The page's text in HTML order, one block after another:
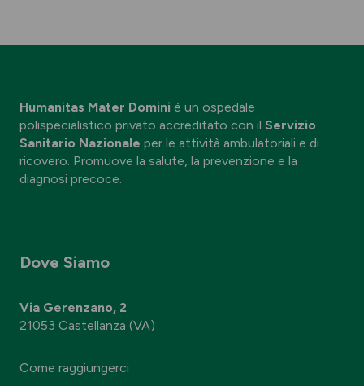
Humanitas Mater Domini è un ospedale
polispecialistico privato accreditato con il Servizio
Sanitario Nazionale per le attività ambulatoriali e di
ricovero. Promuove la salute, la prevenzione e la
diagnosi precoce.
Dove Siamo
Via Gerenzano, 2
21053 Castellanza (VA)
Come raggiungerci